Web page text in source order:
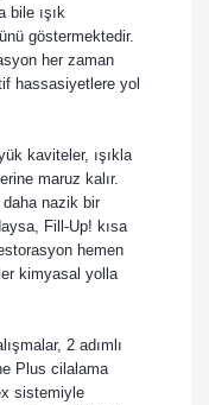
bile ışık
göstermektedir.
her zaman
hassasiyetlere yol
kaviteler, ışıkla
maruz kalır.
nazik bir
Fill-Up! kısa
hemen
kimyasal yolla
2 adımlı
Plus cilalama
sistemiyle